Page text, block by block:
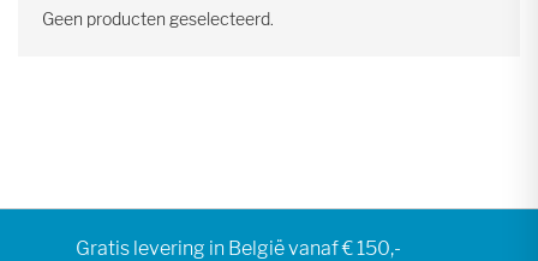
Geen producten geselecteerd.
Gratis levering in België vanaf € 150,-